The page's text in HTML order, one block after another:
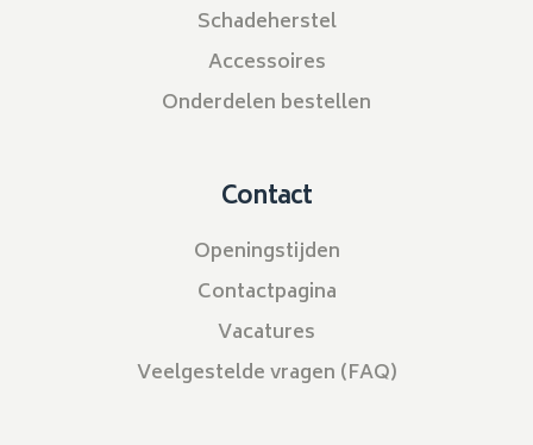
Schadeherstel
Accessoires
Onderdelen bestellen
Contact
Openingstijden
Contactpagina
Vacatures
Veelgestelde vragen (FAQ)